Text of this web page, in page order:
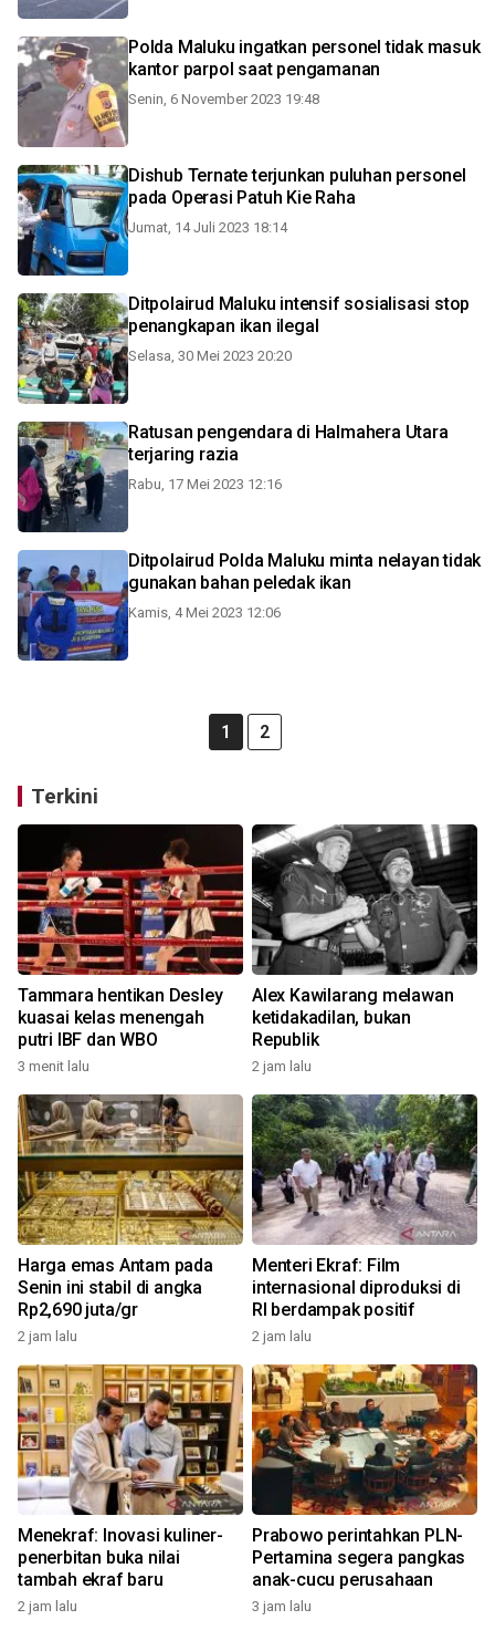
Polda Maluku ingatkan personel tidak masuk
kantor parpol saat pengamanan
Senin, 6 November 2023 19:48
Dishub Ternate terjunkan puluhan personel
pada Operasi Patuh Kie Raha
Jumat, 14 Juli 2023 18:14
Ditpolairud Maluku intensif sosialisasi stop
penangkapan ikan ilegal
Selasa, 30 Mei 2023 20:20
Ratusan pengendara di Halmahera Utara
terjaring razia
Rabu, 17 Mei 2023 12:16
Ditpolairud Polda Maluku minta nelayan tidak
gunakan bahan peledak ikan
Kamis, 4 Mei 2023 12:06
1 2
Terkini
Tammara hentikan Desley
kuasai kelas menengah
putri IBF dan WBO
3 menit lalu
Alex Kawilarang melawan
ketidakadilan, bukan
Republik
2 jam lalu
Harga emas Antam pada
Senin ini stabil di angka
Rp2,690 juta/gr
2 jam lalu
Menteri Ekraf: Film
internasional diproduksi di
RI berdampak positif
2 jam lalu
Menekraf: Inovasi kuliner-
penerbitan buka nilai
tambah ekraf baru
2 jam lalu
Prabowo perintahkan PLN-
Pertamina segera pangkas
anak-cucu perusahaan
3 jam lalu